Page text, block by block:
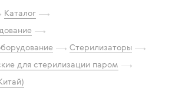
Каталог
Стерилизаторы
для стерилизации паром